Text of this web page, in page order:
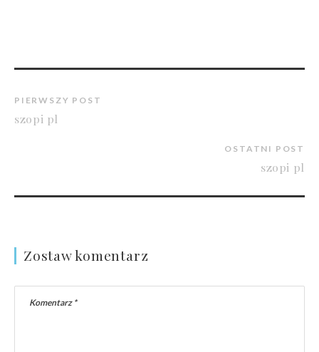
PIERWSZY POST
szopi pl
OSTATNI POST
szopi pl
Zostaw komentarz